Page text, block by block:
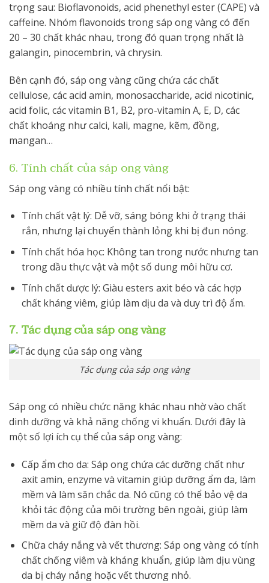
trọng sau: Bioflavonoids, acid phenethyl ester (CAPE) và
caffeine. Nhóm flavonoids trong sáp ong vàng có đến
20 – 30 chất khác nhau, trong đó quan trọng nhất là
galangin, pinocembrin, và chrysin.
Bên cạnh đó, sáp ong vàng cũng chứa các chất
cellulose, các acid amin, monosaccharide, acid nicotinic,
acid folic, các vitamin B1, B2, pro-vitamin A, E, D, các
chất khoáng như calci, kali, magne, kẽm, đồng,
mangan…
6. Tính chất của sáp ong vàng
Sáp ong vàng có nhiều tính chất nổi bật:
Tính chất vật lý: Dễ vỡ, sáng bóng khi ở trạng thái
rắn, nhưng lại chuyển thành lỏng khi bị đun nóng.
Tính chất hóa học: Không tan trong nước nhưng tan
trong dầu thực vật và một số dung môi hữu cơ.
Tính chất dược lý: Giàu esters axit béo và các hợp
chất kháng viêm, giúp làm dịu da và duy trì độ ẩm.
7. Tác dụng của sáp ong vàng
Tác dụng của sáp ong vàng
Sáp ong có nhiều chức năng khác nhau nhờ vào chất
dinh dưỡng và khả năng chống vi khuẩn. Dưới đây là
một số lợi ích cụ thể của sáp ong vàng:
Cấp ẩm cho da: Sáp ong chứa các dưỡng chất như
axit amin, enzyme và vitamin giúp dưỡng ẩm da, làm
mềm và làm săn chắc da. Nó cũng có thể bảo vệ da
khỏi tác động của môi trường bên ngoài, giúp làm
mềm da và giữ độ đàn hồi.
Chữa cháy nắng và vết thương: Sáp ong vàng có tính
chất chống viêm và kháng khuẩn, giúp làm dịu vùng
da bị cháy nắng hoặc vết thương nhỏ.